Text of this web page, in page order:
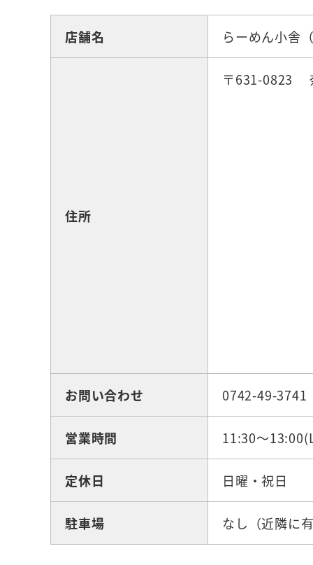
店舗名 らーめん小舎
住所
〒631-0823
お問い合わせ 0742-49-3741
営業時間 11:30～
定休日 日曜・祝日
駐車場 なし（近隣に